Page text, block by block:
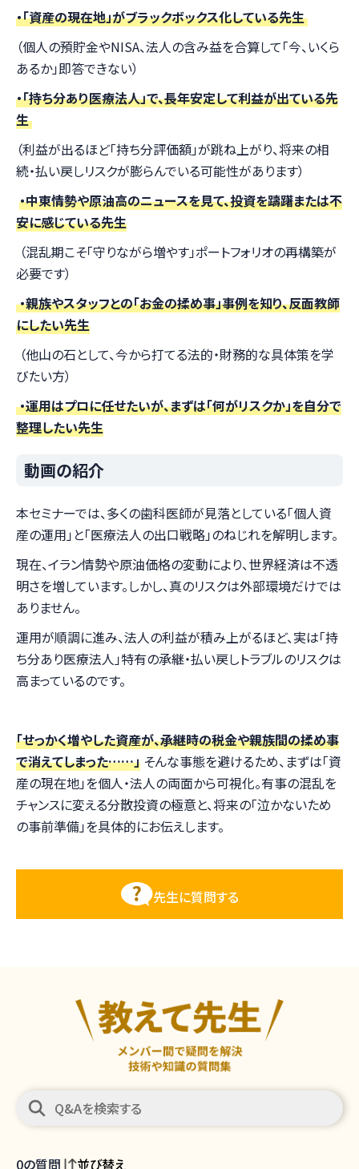
・「資産の現在地」がブラックボックス化している先生
（個人の預貯金やNISA、法人の含み益を合算して「今、いくら
あるか」即答できない）
・「持ち分あり医療法人」で、長年安定して利益が出ている先
生
（利益が出るほど「持ち分評価額」が跳ね上がり、将来の相
続・払い戻しリスクが膨らんでいる可能性があります）
・中東情勢や原油高のニュースを見て、投資を躊躇または不
安に感じている先生
（混乱期こそ「守りながら増やす」ポートフォリオの再構築が
必要です）
・親族やスタッフとの「お金の揉め事」事例を知り、反面教師
にしたい先生
（他山の石として、今から打てる法的・財務的な具体策を学
びたい方）
・運用はプロに任せたいが、まずは「何がリスクか」を自分で
整理したい先生
動画の紹介
本セミナーでは、多くの歯科医師が見落としている「個人資
産の運用」と「医療法人の出口戦略」のねじれを解明します。
現在、イラン情勢や原油価格の変動により、世界経済は不透
明さを増しています。しかし、真のリスクは外部環境だけでは
ありません。
運用が順調に進み、法人の利益が積み上がるほど、実は「持
ち分あり医療法人」特有の承継・払い戻しトラブルのリスクは
高まっているのです。
「せっかく増やした資産が、承継時の税金や親族間の揉め事
で消えてしまった……」 そんな事態を避けるため、まずは「資
産の現在地」を個人・法人の両面から可視化。有事の混乱を
チャンスに変える分散投資の極意と、将来の「泣かないため
の事前準備」を具体的にお伝えします。
先生に質問する
0の質問 並び替え